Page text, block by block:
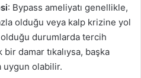
: Bypass ameliyatı genellikle,
olduğu veya kalp krizine yol
durumlarda tercih
damar tıkalıysa, başka
uygun olabilir.